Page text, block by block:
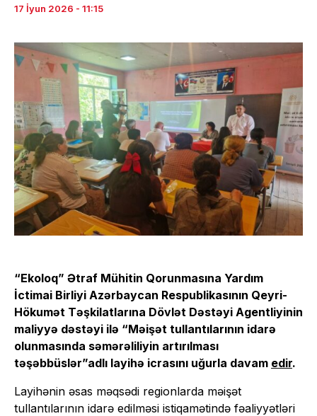
17 İyun 2026 - 11:15
“Ekoloq” Ətraf Mühitin Qorunmasına Yardım
İctimai Birliyi Azərbaycan Respublikasının Qeyri-
Hökumət Təşkilatlarına Dövlət Dəstəyi Agentliyinin
maliyyə dəstəyi ilə “Məişət tullantılarının idarə
olunmasında səmərəliliyin artırılması
təşəbbüslər”adlı layihə icrasını uğurla davam edir.
Layihənin əsas məqsədi regionlarda məişət
tullantılarının idarə edilməsi istiqamətində fəaliyyətləri